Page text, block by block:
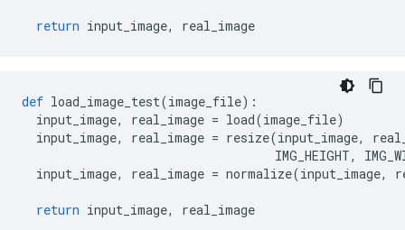
return input_image, real_image
def load_image_test(image_file):
input_image, real_image = load(image_file)
input_image, real_image = resize(input_image,
IMG_HEIGHT,
input_image, real_image = normalize(input_image,
return input_image, real_image